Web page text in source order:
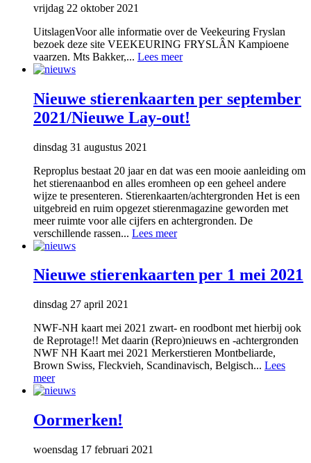
vrijdag 22 oktober 2021
UitslagenVoor alle informatie over de Veekeuring Fryslan
bezoek deze site VEEKEURING FRYSLÂN Kampioene
vaarzen. Mts Bakker,... Lees meer
Nieuwe stierenkaarten per september
2021/Nieuwe Lay-out!
dinsdag 31 augustus 2021
Reproplus bestaat 20 jaar en dat was een mooie aanleiding om
het stierenaanbod en alles eromheen op een geheel andere
wijze te presenteren. Stierenkaarten/achtergronden Het is een
uitgebreid en ruim opgezet stierenmagazine geworden met
meer ruimte voor alle cijfers en achtergronden. De
verschillende rassen... Lees meer
Nieuwe stierenkaarten per 1 mei 2021
dinsdag 27 april 2021
NWF-NH kaart mei 2021 zwart- en roodbont met hierbij ook
de Reprotage!! Met daarin (Repro)nieuws en -achtergronden
NWF NH Kaart mei 2021 Merkerstieren Montbeliarde,
Brown Swiss, Fleckvieh, Scandinavisch, Belgisch... Lees
meer
Oormerken!
woensdag 17 februari 2021